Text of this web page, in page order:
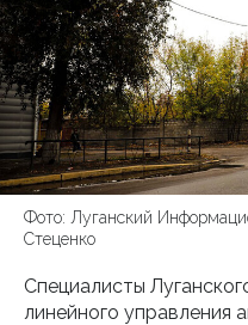
Фото: Луганский
Стеценко
Специалисты
линейного управления